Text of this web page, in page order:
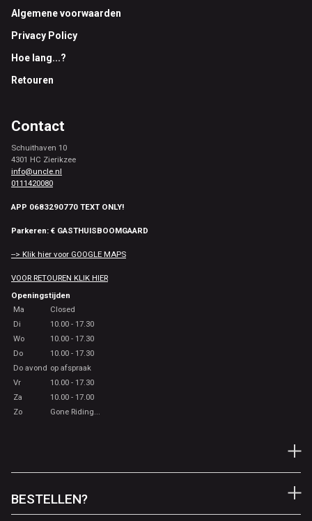
Footer
Algemene voorwaarden
Privacy Policy
Hoe lang...?
Retouren
Contact
Schuithaven 10
4301 HC Zierikzee
info@uncle.nl
0111420080
APP 0683290770 TEXT ONLY!
Parkeren: € GASTHUISBOOMGAARD
--> Klik hier voor GOOGLE MAPS
VOOR RETOUREN KLIK HIER
Openingstijden
Ma
Closed
Di
10.00 - 17.30
Wo
10.00 - 17.30
Do
10.00 - 17.30
Do avond op afspraak
Vr
10.00 - 17.30
Za
10.00 - 17.00
Zo
Gone Riding...
BESTELLEN?